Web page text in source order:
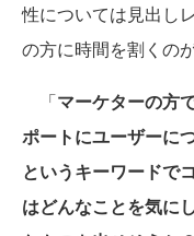
性については見出し
の方に時間を割くの
「マーケターの方
ポートにユーザーに
というキーワードで
はどんなことを気に